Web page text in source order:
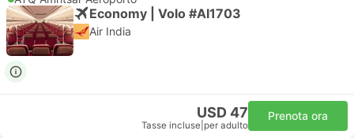
Economy | Volo #AI1703
Air India
USD 47
Tasse incluse per adulto
Prenota ora